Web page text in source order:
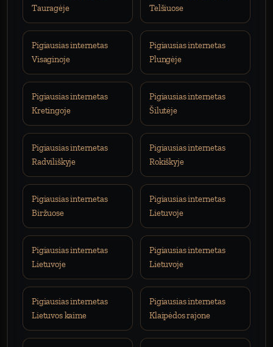
Tauragėje
Telšiuose
Pigiausias internetas
Visaginoje
Pigiausias internetas
Plungėje
Pigiausias internetas
Kretingoje
Pigiausias internetas
Šilutėje
Pigiausias internetas
Radviliškyje
Pigiausias internetas
Rokiškyje
Pigiausias internetas
Biržuose
Pigiausias internetas
Lietuvoje
Pigiausias internetas
Lietuvoje
Pigiausias internetas
Lietuvoje
Pigiausias internetas
Lietuvos kaime
Pigiausias internetas
Klaipėdos rajone